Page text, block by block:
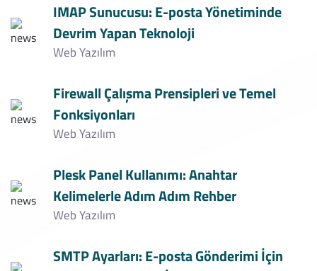
IMAP Sunucusu: E-posta Yönetiminde
Devrim Yapan Teknoloji
Web Yazılım
Firewall Çalışma Prensipleri ve Temel
Fonksiyonları
Web Yazılım
Plesk Panel Kullanımı: Anahtar
Kelimelerle Adım Adım Rehber
Web Yazılım
SMTP Ayarları: E-posta Gönderimi İçin